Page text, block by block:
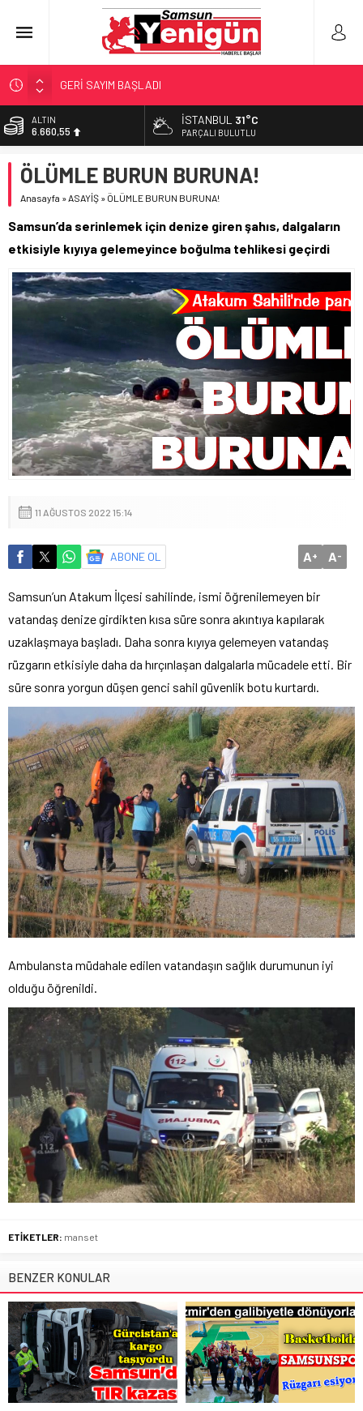
GERİ SAYIM BAŞLADI
SAMSUNSPOR’DA HEDEF 5’İNCİLİK!
‘BAFRA’YA YATIRIM YAPIN!’
YÖNETİCİ SEÇERKEN YAPILAN EN BÜYÜK HATALAR
ALTIN
6.660,55
13.779,39
DOLAR
55,1881
İSTANBUL 31°C
PARÇALI BULUTLU
ÖLÜMLE BURUN BURUNA!
Anasayfa »ASAYİŞ » ÖLÜMLE BURUN BURUNA!
Samsun’da serinlemek için denize giren şahıs, dalgaların
etkisiyle kıyıya gelemeyince boğulma tehlikesi geçirdi
11 AĞUSTOS 2022 15:14
ABONE OL A+ A-
Samsun’un Atakum İlçesi sahilinde, ismi öğrenilemeyen bir
vatandaş denize girdikten kısa süre sonra akıntıya kapılarak
uzaklaşmaya başladı. Daha sonra kıyıya gelemeyen vatandaş
rüzgarın etkisiyle daha da hırçınlaşan dalgalarla mücadele etti. Bir
süre sonra yorgun düşen genci sahil güvenlik botu kurtardı.
Ambulansta müdahale edilen vatandaşın sağlık durumunun iyi
olduğu öğrenildi.
ETİKETLER: manset
BENZER KONULAR